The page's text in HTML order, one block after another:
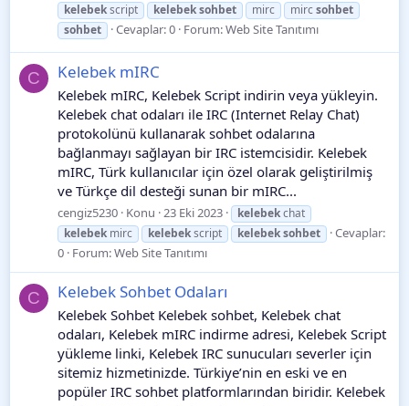
kelebekscript kelebeksohbet mirc mircsohbet
sohbet
Cevaplar: 0 Forum:Web Site Tanıtımı
C Kelebek mIRC
Kelebek mIRC, Kelebek Script indirin veya yükleyin.
Kelebek chat odaları ile IRC (Internet Relay Chat)
protokolünü kullanarak sohbet odalarına
bağlanmayı sağlayan bir IRC istemcisidir. Kelebek
mIRC, Türk kullanıcılar için özel olarak geliştirilmiş
ve Türkçe dil desteği sunan bir mIRC...
cengiz5230 Konu 23 Eki 2023 kelebekchat
kelebek mirc kelebekscript kelebeksohbet
Cevaplar:
0 Forum:Web Site Tanıtımı
C Kelebek Sohbet Odaları
Kelebek Sohbet Kelebek sohbet, Kelebek chat
odaları, Kelebek mIRC indirme adresi, Kelebek Script
yükleme linki, Kelebek IRC sunucuları severler için
sitemiz hizmetinizde. Türkiye’nin en eski ve en
popüler IRC sohbet platformlarından biridir. Kelebek